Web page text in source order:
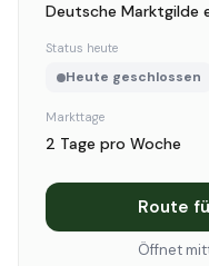
Deutsche Marktgilde
Status heute
Heute geschlossen
Markttage
2 Tage pro Woche
Route
Öffnet